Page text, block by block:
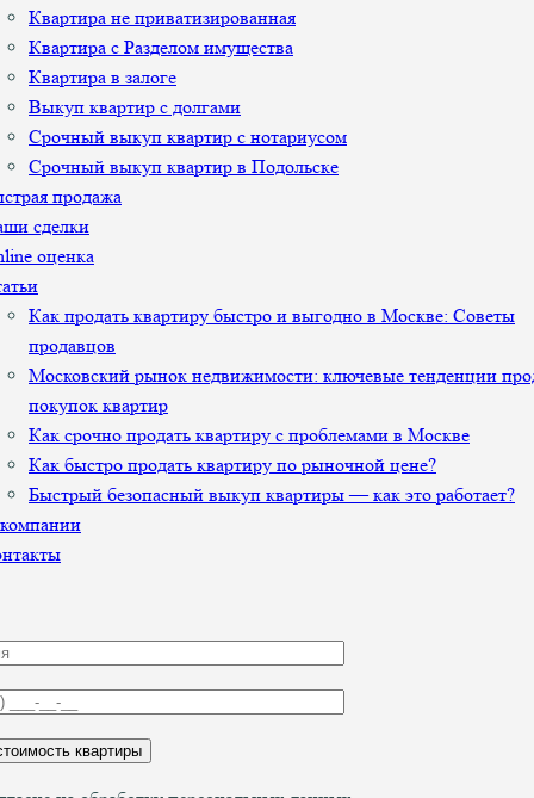
Квартира не приватизированная
Квартира с Разделом имущества
Квартира в залоге
Выкуп квартир с долгами
Срочный выкуп квартир с нотариусом
Срочный выкуп квартир в Подольске
продажа
сделки
оценка
Как продать квартиру быстро и выгодно в Москве: Советы
продавцов
Московский рынок недвижимости: ключевые тенденции
покупок квартир
Как срочно продать квартиру с проблемами в Москве
Как быстро продать квартиру по рыночной цене?
Быстрый безопасный выкуп квартиры — как это работает?